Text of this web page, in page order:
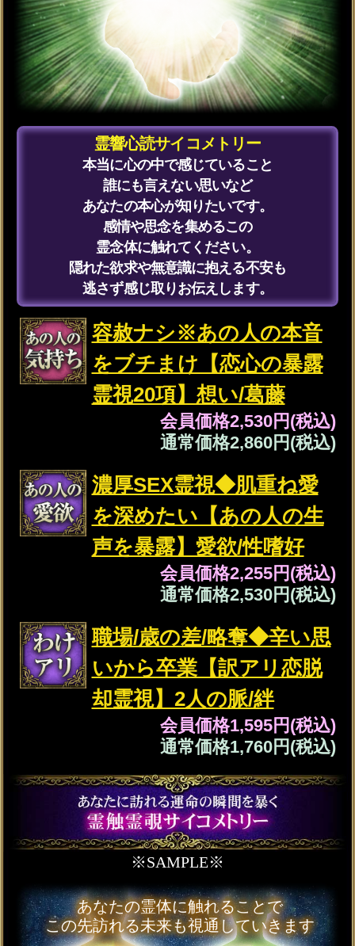
係はどうなっている？
【愛欲】ベットの上であの人が見せ
る愛情
【片想い】あの人があなたとの関係
を変えようとして起こす行動
恋成就＆両想い確信【想
いに触れて強制成就◆霊
視32項】軌跡/告白日
会員価格3,135円(税込)
通常価格3,630円(税込)
※姓と名は、それぞれ全角5文字以内で
「ひらがな」、「カタカナ」、「漢字」
のみ入力できます。（必須）
※姓と名は、それぞれ全角5文字以内で
「ひらがな」、「カタカナ」、「漢字」
（必須）
あの人の性別は、あなたと逆の性別が
自動的に設定されます。
入力した情報を記録しますか？
記録する
「一部無料で鑑定する」をタップする
と、鑑定結果の一部を無料でご覧にな
れます。